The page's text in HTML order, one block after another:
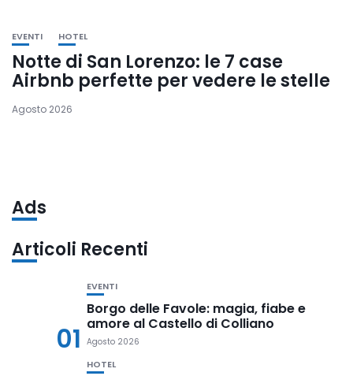
EVENTI HOTEL
Notte di San Lorenzo: le 7 case
Airbnb perfette per vedere le stelle
Agosto 2026
Ads
Articoli Recenti
01
EVENTI
Borgo delle Favole: magia, fiabe e
amore al Castello di Colliano
Agosto 2026
HOTEL